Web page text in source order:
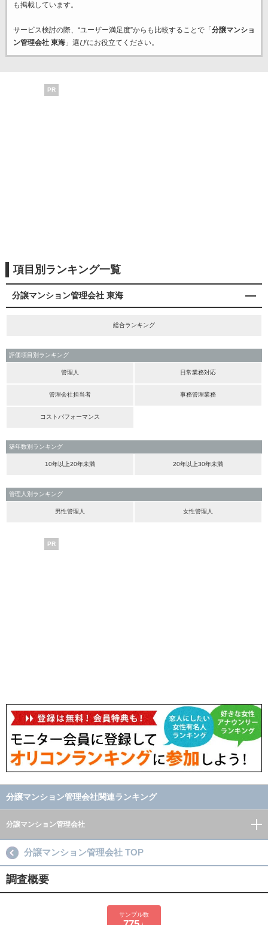
も掲載しています。
サービス検討の際、“ユーザー満足度”からも比較することで「 分譲マンショ
ン管理会社 東海」選びにお役立てください。
PR
項目別ランキング一覧
分譲マンション管理会社 東海
総合ランキング
評価項目別ランキング
管理人 日常業務対応
管理会社担当者 事務管理業務
コストパフォーマンス
築年数別ランキング
10年以上20年未満 20年以上30年未満
管理人別ランキング
男性管理人 女性管理人
PR
分譲マンション管理会社関連ランキング
分譲マンション管理会社
分譲マンション管理会社 TOP
調査概要
サンプル数